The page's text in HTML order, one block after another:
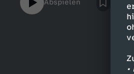
war 04:18 Warum wir
- SprinterThe Weeknd
Paint The Town Red
Thema Geld. Ihr
What richtig gut?
neue Hypes aus,
Abspielen